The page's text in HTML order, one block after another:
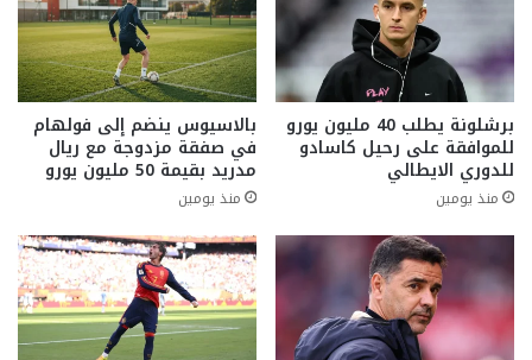
برشلونة يطلب 40 مليون يورو
للموافقة على رحيل كاسادو
للدوري الايطالي
منذ يومين
بالاسيوس ينضم إلى فولهام
في صفقة مزدوجة مع ريال
مدريد بقيمة 50 مليون يورو
منذ يومين